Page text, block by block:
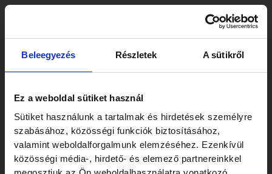
Beleegyezés Részletek A sütikről
Ez a weboldal sütiket használ
Sütiket használunk a tartalmak és hirdetések személyre
szabásához, közösségi funkciók biztosításához,
valamint weboldalforgalmunk elemzéséhez. Ezenkívül
közösségi média-, hirdető- és elemező partnereinkkel
Skip
content
Mély iparági ismeretek,
erős csapat és kiváló
minőség jellemzi őket.
Nagyon értékeltem az
ügyfélközpontúságukat és
azt a képességüket, hogy
Post